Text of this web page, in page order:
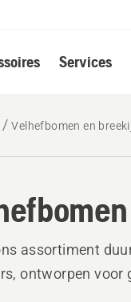
Services
Velhefbomen en
assortiment
ontworpen voor